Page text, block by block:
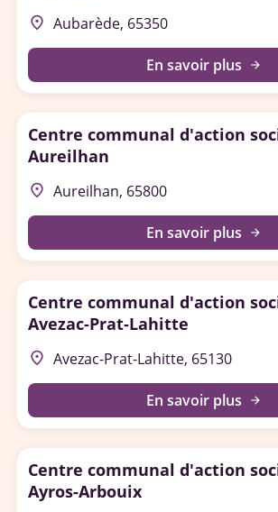
place Aubarède, 65350
En savoir plus arrow_forward
Centre communal d'action
Aureilhan
place Aureilhan, 65800
En savoir plus arrow_forward
Centre communal d'action
Avezac-Prat-Lahitte
place Avezac-Prat-Lahitte, 65130
En savoir plus arrow_forward
Centre communal d'action
Ayros-Arbouix